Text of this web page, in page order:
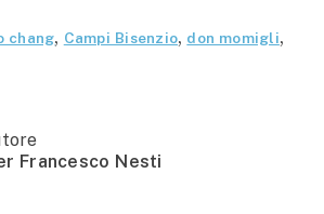
Twitter
(Si
(Si
apre
(Si
apre
(Si
apre
chang, Campi Bisenzio, don momigli,
Francesco Nesti